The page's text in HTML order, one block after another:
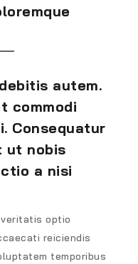
autem.
commodi
Consequatur
ut nobis
a nisi
optio
reiciendis
temporibus